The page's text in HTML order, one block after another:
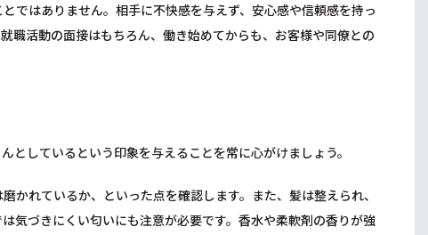
ではありません。相手に不快感を与えず、安心感や信頼感を持っ
職活動の面接はもちろん、働き始めてからも、お客様や同僚との
しているという印象を与えることを常に心がけましょう。
れているか、といった点を確認します。また、髪は整えられ、
気づきにくい匂いにも注意が必要です。香水や柔軟剤の香りが強